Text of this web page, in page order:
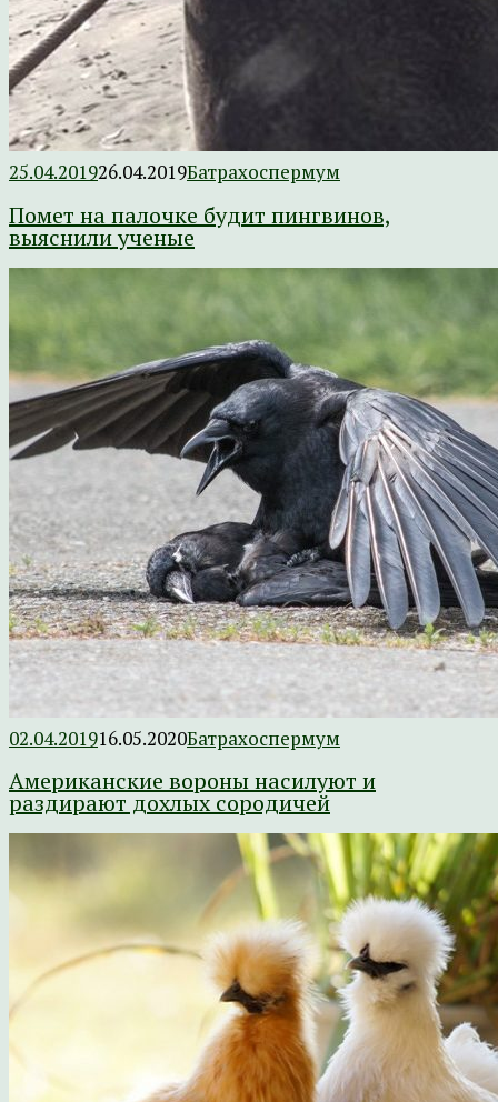
25.04.201926.04.2019Батрахоспермум
Помет на палочке будит пингвинов,
выяснили ученые
02.04.201916.05.2020Батрахоспермум
Американские вороны насилуют и
раздирают дохлых сородичей